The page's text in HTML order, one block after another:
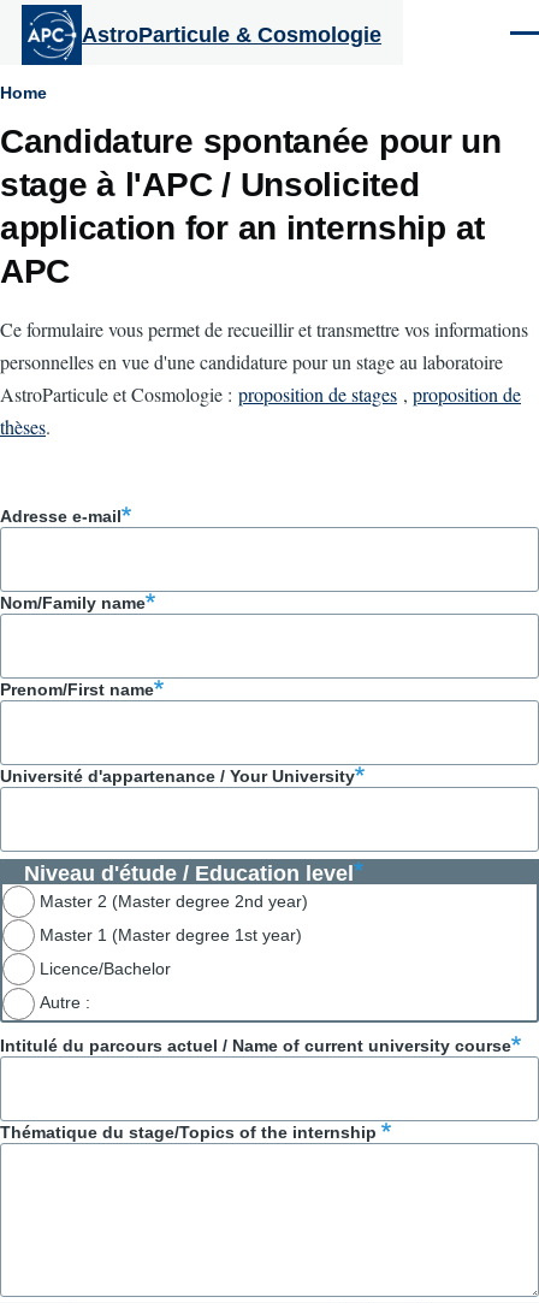
Aller au contenu principal
AstroParticule & Cosmologie
Fil
d'Ariane
Home
Candidature spontanée pour un
stage à l'APC / Unsolicited
application for an internship at
APC
Ce formulaire vous permet de recueillir et transmettre vos informations
personnelles en vue d'une candidature pour un stage au laboratoire
AstroParticule et Cosmologie : proposition de stages , proposition de
thèses.
Adresse e-mail
Nom/Family name
Prenom/First name
Université d'appartenance / Your University
Niveau d'étude / Education level
Master 2 (Master degree 2nd year)
Master 1 (Master degree 1st year)
Licence/Bachelor
Autre :
Intitulé du parcours actuel / Name of current university course
Thématique du stage/Topics of the internship